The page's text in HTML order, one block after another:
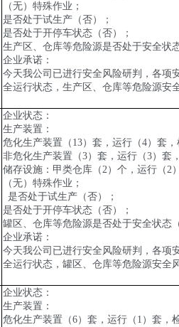
（无）特殊作业；
是否处于试生产（否）；
是否处于开停车状态（否）；
生产区、仓库等危险源是否处于安全状
企业承诺：
今天我公司已进行安全风险研判，各项
全运行状态，生产区、仓库等危险源安
企业状态：
生产装置：
危化生产装置（ 13）套，运行（4）套
非危化生产装置（3）套，运行（3）套
储存设施：甲类仓库（2）个，运行（2
（无）特殊作业；
是否处于试生产（否）；
是否处于开停车状态（否）；
罐区、仓库等危险源是否处于安全状态
企业承诺：
今天我公司已进行安全风险研判，各项
全运行状态，罐区、仓库等危险源安全
企业状态：
生产装置：
危化生产装置（6）套，运行（ 1 ）套，